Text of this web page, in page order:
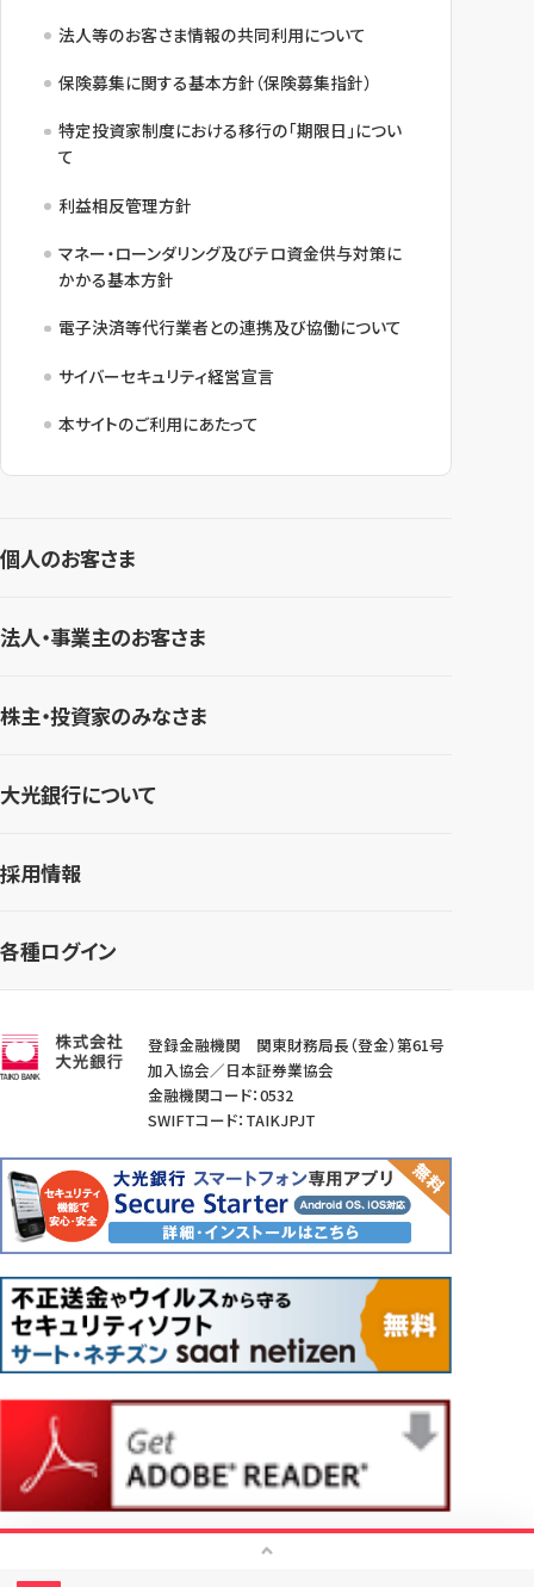
法人等のお客さま情報の共同利用について
保険募集に関する基本方針（保険募集指針）
特定投資家制度における移行の「期限日」につい
て
利益相反管理方針
マネー・ローンダリング及びテロ資金供与対策に
かかる基本方針
電子決済等代行業者との連携及び協働について
サイバーセキュリティ経営宣言
本サイトのご利用にあたって
個人のお客さま
法人・事業主のお客さま
株主・投資家のみなさま
大光銀行について
採用情報
各種ログイン
登録金融機関 関東財務局長（登金）第61号
加入協会／日本証券業協会
金融機関コード：0532
SWIFTコード：TAIKJPJT